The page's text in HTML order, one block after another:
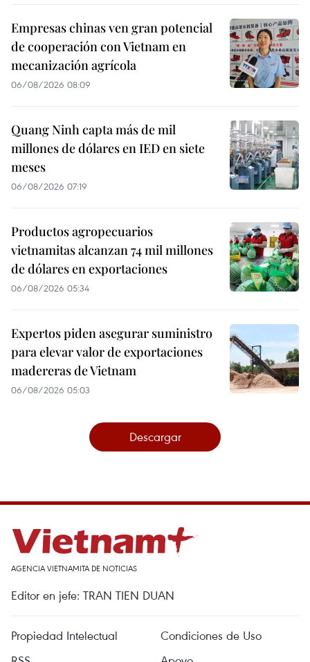
Empresas chinas ven gran potencial
de cooperación con Vietnam en
mecanización agrícola
06/08/2026 08:09
Quang Ninh capta más de mil
millones de dólares en IED en siete
meses
06/08/2026 07:19
Productos agropecuarios
vietnamitas alcanzan 74 mil millones
de dólares en exportaciones
06/08/2026 05:34
Expertos piden asegurar suministro
para elevar valor de exportaciones
madereras de Vietnam
06/08/2026 05:03
Descargar
AGENCIA VIETNAMITA DE NOTICIAS
Editor en jefe: TRAN TIEN DUAN
Propiedad Intelectual
Condiciones de Uso